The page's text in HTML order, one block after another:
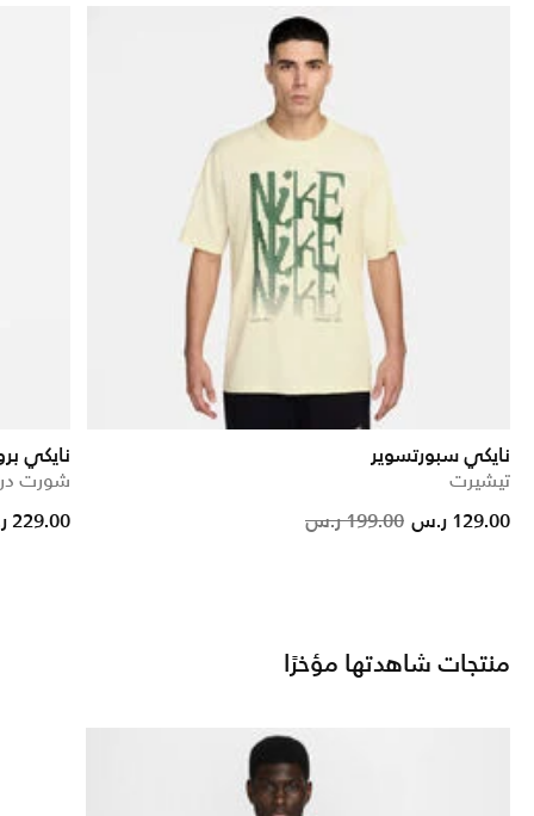
نايكي سبورتسوير
تيشيرت
Price
199.00 ر.س to
129.00 ر.س
نايكي
شورت
229.00 ر.س
منتجات شاهدتها مؤخرًا